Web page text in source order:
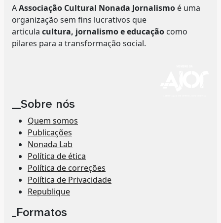
AAssociação Cultural Nonada Jornalismo é uma
organização sem fins lucrativos que
articula cultura, jornalismo e educação como
pilares para a transformação social.
__Sobre nós
Quem somos
Publicações
Nonada Lab
Política de ética
Política de correções
Política de Privacidade
Republique
_Formatos